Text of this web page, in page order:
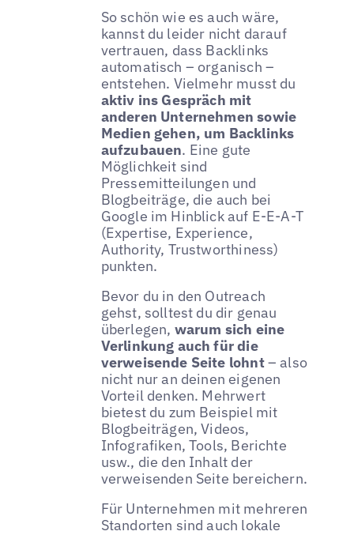
So schön wie es auch wäre,
kannst du leider nicht darauf
vertrauen, dass Backlinks
automatisch – organisch –
entstehen. Vielmehr musst du
aktiv ins Gespräch mit
anderen Unternehmen sowie
Medien gehen, um Backlinks
aufzubauen. Eine gute
Möglichkeit sind
Pressemitteilungen und
Blogbeiträge, die auch bei
Google im Hinblick auf E-E-A-T
(Expertise, Experience,
Authority, Trustworthiness)
punkten.
Bevor du in den Outreach
gehst, solltest du dir genau
überlegen, warum sich eine
Verlinkung auch für die
verweisende Seite lohnt– also
nicht nur an deinen eigenen
Vorteil denken. Mehrwert
bietest du zum Beispiel mit
Blogbeiträgen, Videos,
Infografiken, Tools, Berichte
usw., die den Inhalt der
verweisenden Seite bereichern.
Für Unternehmen mit mehreren
Standorten sind auch lokale